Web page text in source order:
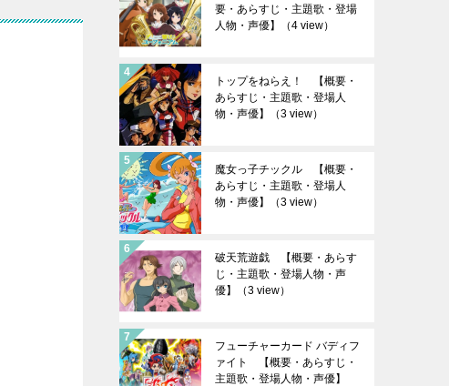
要・あらすじ・主題歌・登場
人物・声優】
（4 view）
トップをねらえ！ 【概要・
あらすじ・主題歌・登場人
物・声優】
（3 view）
魔女っ子チックル 【概要・
あらすじ・主題歌・登場人
物・声優】
（3 view）
破天荒遊戯 【概要・あらす
じ・主題歌・登場人物・声
優】
（3 view）
フューチャーカード バディフ
ァイト 【概要・あらすじ・
主題歌・登場人物・声優】